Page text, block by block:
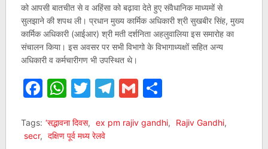
को आपसी बातचीत से व अहिंसा को बढ़ावा देते हुए संवैधानिक माध्यमों से
सुलझाने की शपथ ली। प्रधान मुख्य कार्मिक अधिकारी श्री सुखबीर सिंह, मुख्य
कार्मिक अधिकारी (आईआर) श्री मती दर्शनिता अहलुवालिया इस समारोह का
संचालन किया। इस अवसर पर सभी विभागो के विभागाध्यक्षों सहित अन्य
अधिकारी व कर्मचारीगण भी उपस्थित थे।
Facebook
WhatsApp
Twitter
Telegram
GmailShare
Tags: ‘सद्भावना दिवस, ex pm rajiv gandhi, Rajiv Gandhi,
secr, दक्षिण पूर्व मध्य रेलवे